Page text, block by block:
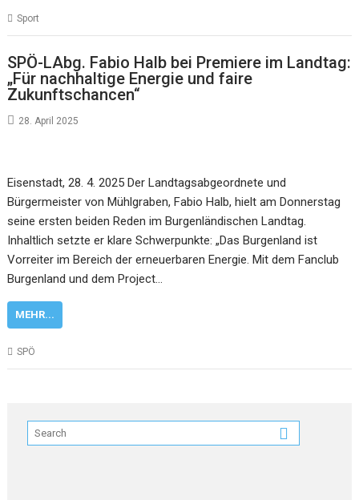
Sport
SPÖ-LAbg. Fabio Halb bei Premiere im Landtag:
„Für nachhaltige Energie und faire
Zukunftschancen“
28. April 2025
Eisenstadt, 28. 4. 2025 Der Landtagsabgeordnete und
Bürgermeister von Mühlgraben, Fabio Halb, hielt am Donnerstag
seine ersten beiden Reden im Burgenländischen Landtag.
Inhaltlich setzte er klare Schwerpunkte: „Das Burgenland ist
Vorreiter im Bereich der erneuerbaren Energie. Mit dem Fanclub
Burgenland und dem Project…
MEHR...
SPÖ